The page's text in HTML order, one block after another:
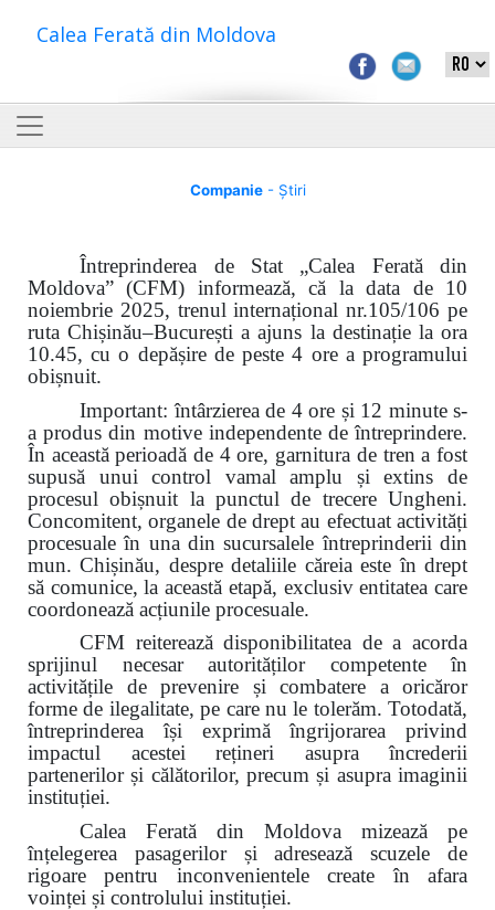
Calea Ferată din Moldova
Companie- Știri
Întreprinderea de Stat „Calea Ferată din
Moldova” (CFM) informează, că la data de 10
noiembrie 2025, trenul internațional nr.105/106 pe
ruta Chișinău–București a ajuns la destinație la ora
10.45, cu o depășire de peste 4 ore a programului
obișnuit.
Important: întârzierea de 4 ore și 12 minute s-
a produs din motive independente de întreprindere.
În această perioadă de 4 ore, garnitura de tren a fost
supusă unui control vamal amplu și extins de
procesul obișnuit la punctul de trecere Ungheni.
Concomitent, organele de drept au efectuat activități
procesuale în una din sucursalele întreprinderii din
mun. Chișinău, despre detaliile căreia este în drept
să comunice, la această etapă, exclusiv entitatea care
coordonează acțiunile procesuale.
CFM reiterează disponibilitatea de a acorda
sprijinul necesar autorităților competente în
activitățile de prevenire și combatere a oricăror
forme de ilegalitate, pe care nu le tolerăm. Totodată,
întreprinderea își exprimă îngrijorarea privind
impactul acestei rețineri asupra încrederii
partenerilor și călătorilor, precum și asupra imaginii
instituției.
Calea Ferată din Moldova mizează pe
înțelegerea pasagerilor și adresează scuzele de
rigoare pentru inconvenientele create în afara
voinței și controlului instituției.